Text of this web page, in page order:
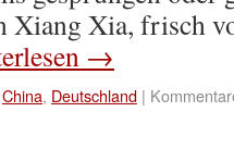
Xiang Xia, frisch
→
China, Deutschland |